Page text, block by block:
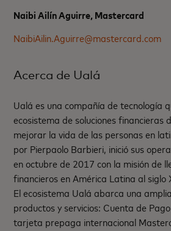
Naibi Ailín Aguirre, Mastercard
NaibiAilin.Aguirre@mastercard.com
Acerca de Ualá
Ualá es una compañía de tecnología
ecosistema de soluciones financieras
mejorar la vida de las personas en
por Pierpaolo Barbieri, inició sus
en octubre de 2017 con la misión de
financieros en América Latina al siglo
El ecosistema Ualá abarca una
productos y servicios: Cuenta de
tarjeta prepaga internacional